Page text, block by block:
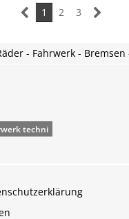
1 2 3
techni